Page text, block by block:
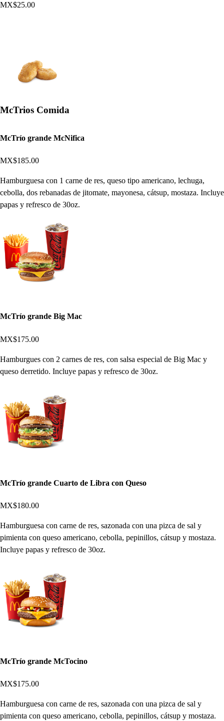
MX$25.00
McTrios Comida
McTrío grande McNifica
MX$185.00
Hamburguesa con 1 carne de res, queso tipo americano, lechuga,
cebolla, dos rebanadas de jitomate, mayonesa, cátsup, mostaza. Incluye
papas y refresco de 30oz.
McTrío grande Big Mac
MX$175.00
Hamburgues con 2 carnes de res, con salsa especial de Big Mac y
queso derretido. Incluye papas y refresco de 30oz.
McTrío grande Cuarto de Libra con Queso
MX$180.00
Hamburguesa con carne de res, sazonada con una pizca de sal y
pimienta con queso americano, cebolla, pepinillos, cátsup y mostaza.
Incluye papas y refresco de 30oz.
McTrío grande McTocino
MX$175.00
Hamburguesa con carne de res, sazonada con una pizca de sal y
pimienta con queso americano, cebolla, pepinillos, cátsup y mostaza.